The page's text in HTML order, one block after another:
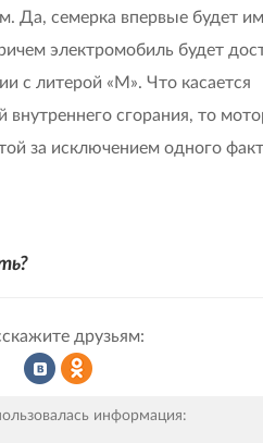
Да, семерка впервые будет
электромобиль будет
с литерой «М». Что касается
сгорания, то
за исключением одного
друзьям:
информация: